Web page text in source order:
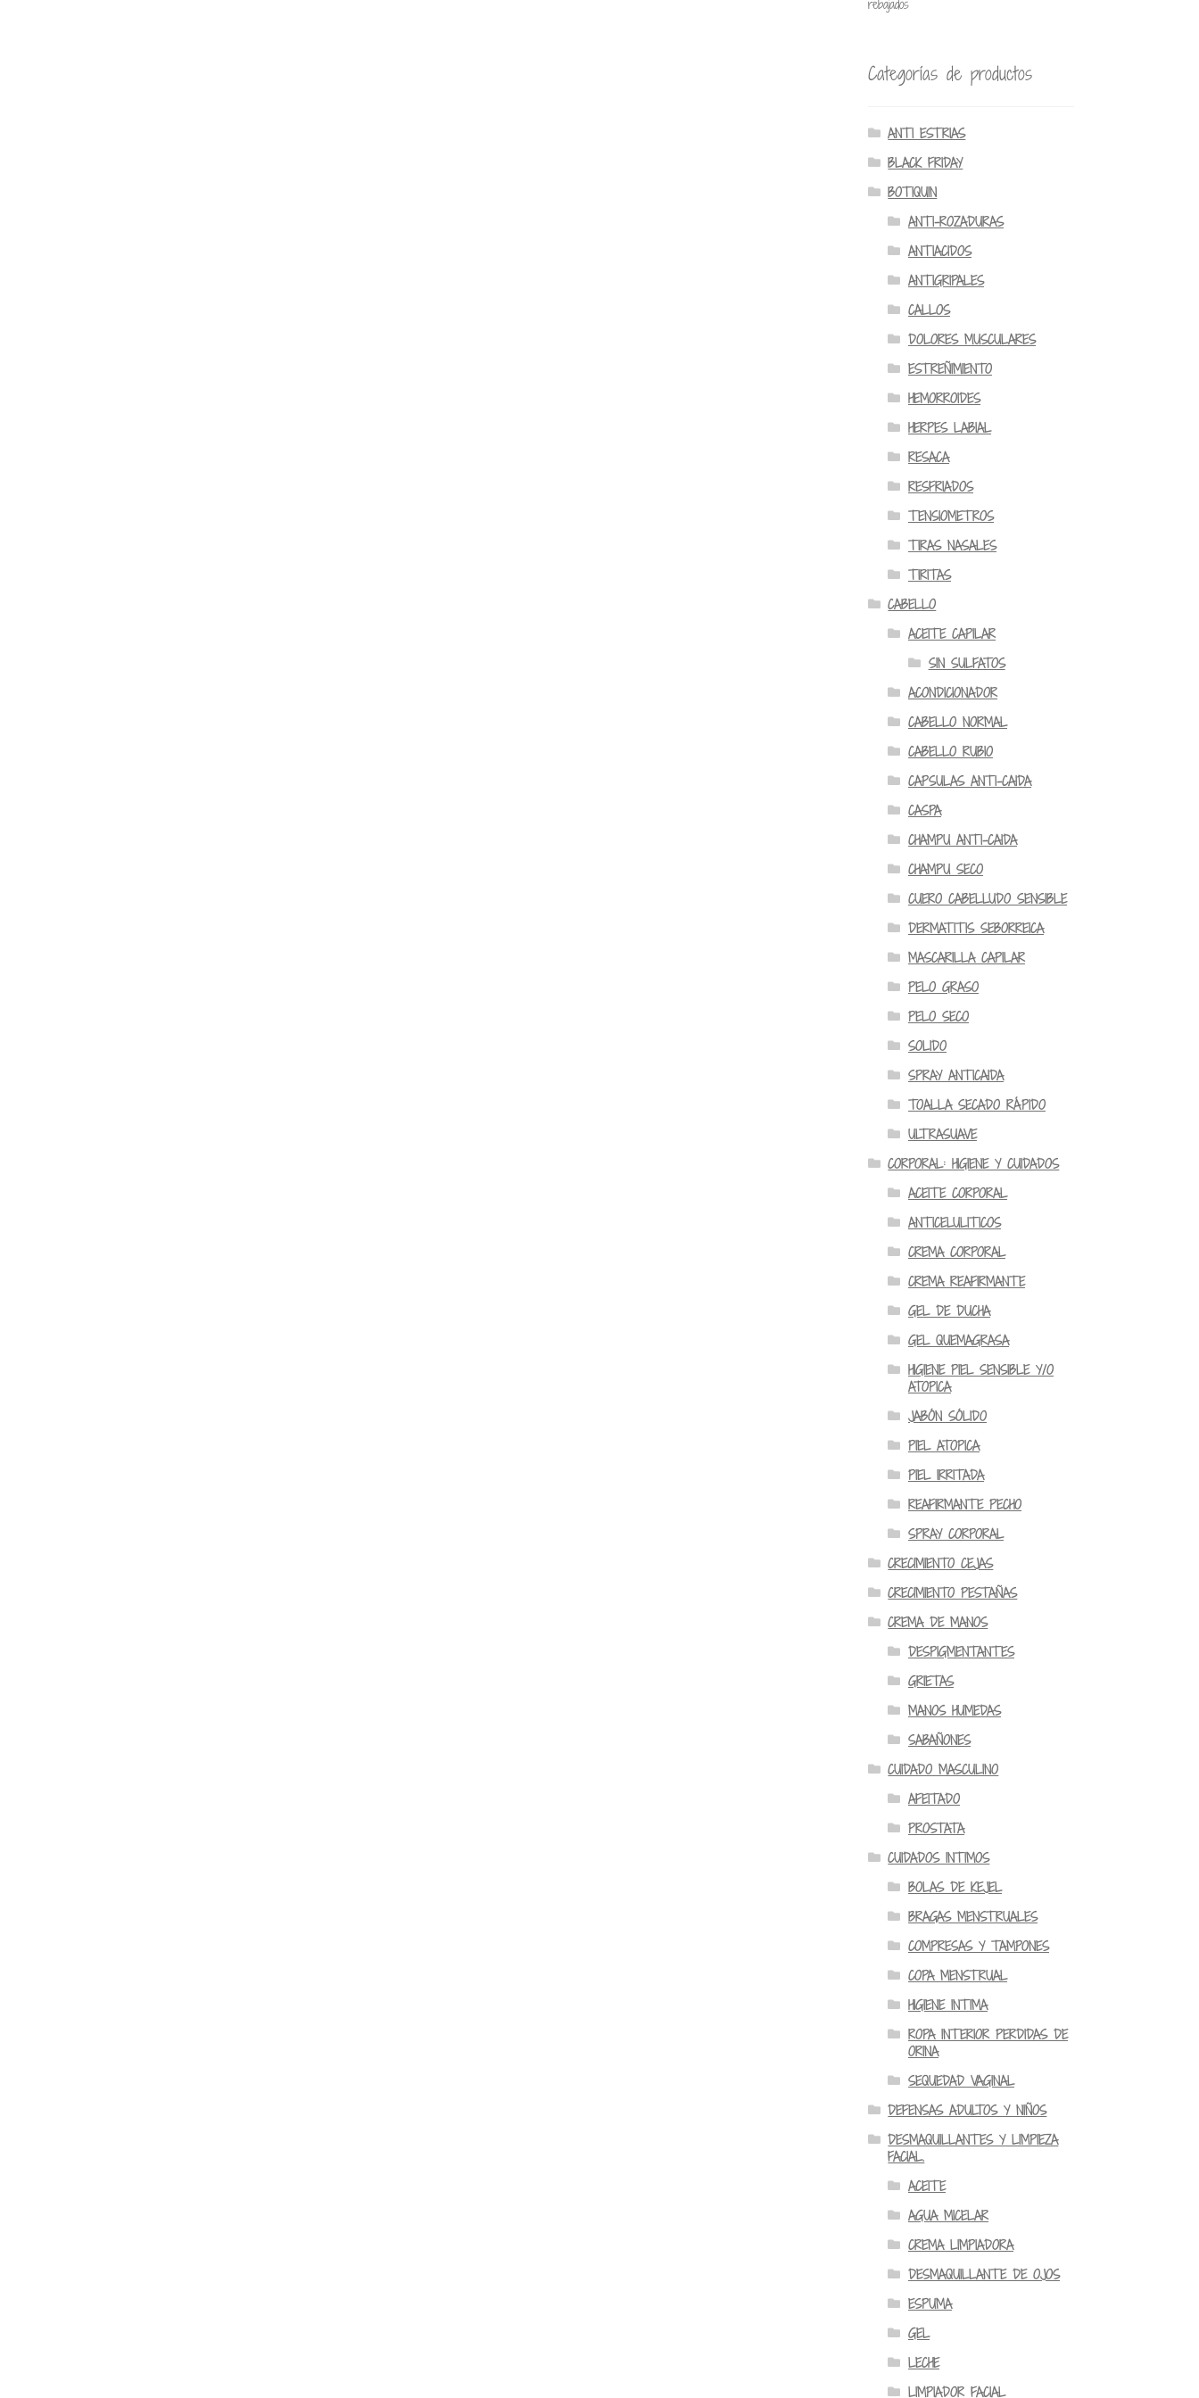
Categorías de productos
ANTI ESTRIAS
BLACK FRIDAY
BOTIQUIN
ANTI-ROZADURAS
ANTIACIDOS
ANTIGRIPALES
CALLOS
DOLORES MUSCULARES
ESTREÑIMIENTO
HEMORROIDES
HERPES LABIAL
RESACA
RESFRIADOS
TENSIOMETROS
TIRAS NASALES
TIRITAS
CABELLO
ACEITE CAPILAR
SIN SULFATOS
ACONDICIONADOR
CABELLO NORMAL
CABELLO RUBIO
CAPSULAS ANTI-CAIDA
CASPA
CHAMPU ANTI-CAIDA
CHAMPU SECO
CUERO CABELLUDO SENSIBLE
DERMATITIS SEBORREICA
MASCARILLA CAPILAR
PELO GRASO
PELO SECO
SOLIDO
SPRAY ANTICAIDA
TOALLA SECADO RÁPIDO
ULTRASUAVE
CORPORAL: HIGIENE Y CUIDADOS
ACEITE CORPORAL
ANTICELULITICOS
CREMA CORPORAL
CREMA REAFIRMANTE
GEL DE DUCHA
GEL QUEMAGRASA
HIGIENE PIEL SENSIBLE Y/O
ATOPICA
JABÓN SÓLIDO
PIEL ATOPICA
PIEL IRRITADA
REAFIRMANTE PECHO
SPRAY CORPORAL
CRECIMIENTO CEJAS
CRECIMIENTO PESTAÑAS
CREMA DE MANOS
DESPIGMENTANTES
GRIETAS
MANOS HUMEDAS
SABAÑONES
CUIDADO MASCULINO
AFEITADO
PROSTATA
CUIDADOS INTIMOS
BOLAS DE KEJEL
BRAGAS MENSTRUALES
COMPRESAS Y TAMPONES
COPA MENSTRUAL
HIGIENE INTIMA
ROPA INTERIOR PERDIDAS DE
ORINA
SEQUEDAD VAGINAL
DEFENSAS ADULTOS Y NIÑOS
DESMAQUILLANTES Y LIMPIEZA
FACIAL.
ACEITE
AGUA MICELAR
CREMA LIMPIADORA
DESMAQUILLANTE DE OJOS
ESPUMA
GEL
LECHE
LIMPIADOR FACIAL